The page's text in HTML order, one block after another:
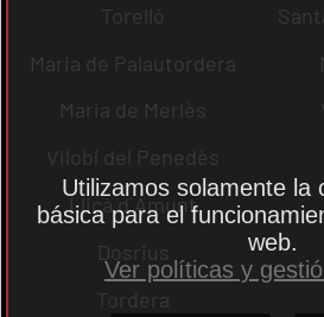
Torelló
Maria de Palautordera
Maria de Merlès
Vilobí del Penedès
Lliçà d´Amunt
Dosrius
Tordera
Utilizamos solamente la
básica para el
web.
Ver políticas y